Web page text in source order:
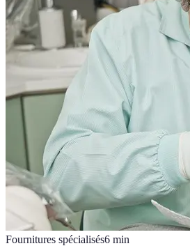
Fournitures spécialisés6 min